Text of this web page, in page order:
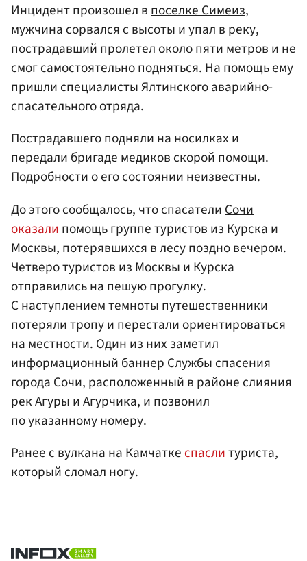
Инцидент произошел впоселке Симеиз,
мужчина сорвался с высоты и упал в реку,
пострадавший пролетел около пяти метров и не
смог самостоятельно подняться. На помощь ему
пришли специалисты Ялтинского аварийно-
спасательного отряда.
Пострадавшего подняли на носилках и
передали бригаде медиков скорой помощи.
Подробности о его состоянии неизвестны.
До этого сообщалось, что спасатели Сочи
оказали помощь группе туристов из Курска и
Москвы, потерявшихся в лесу поздно вечером.
Четверо туристов из Москвы и Курска
отправились на пешую прогулку.
С наступлением темноты путешественники
потеряли тропу и перестали ориентироваться
на местности. Один из них заметил
информационный баннер Службы спасения
города Сочи, расположенный в районе слияния
рек Агуры и Агурчика, и позвонил
по указанному номеру.
Ранее с вулкана на Камчаткеспаслитуриста,
который сломал ногу.